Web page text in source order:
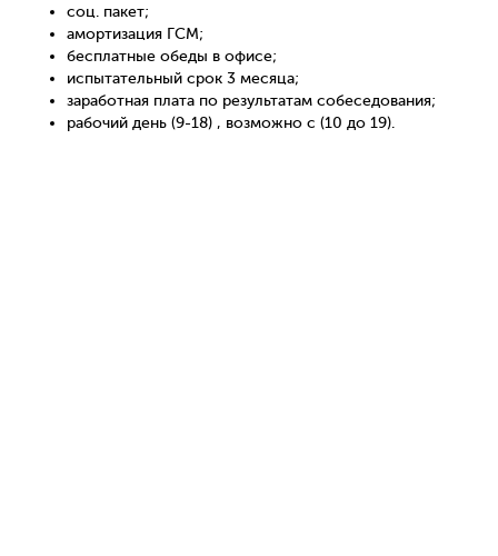
соц. пакет;
амортизация ГСМ;
бесплатные обеды в офисе;
испытательный срок 3 месяца;
заработная плата по результатам собеседования;
рабочий день (9-18) ‚ возможно с (10 до 19).